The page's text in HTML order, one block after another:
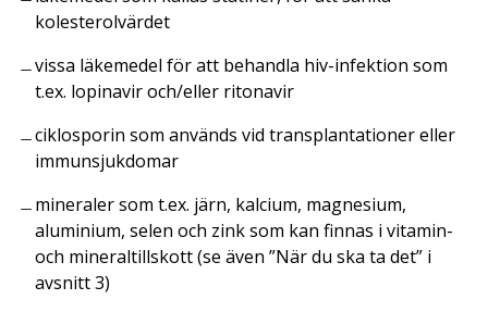
kolesterolvärdet
vissa läkemedel för att behandla hiv-infektion som
t.ex. lopinavir och/eller ritonavir
ciklosporin som används vid transplantationer eller
immunsjukdomar
mineraler som t.ex. järn, kalcium, magnesium,
aluminium, selen och zink som kan finnas i vitamin-
och mineraltillskott (se även ”När du ska ta det” i
avsnitt 3)